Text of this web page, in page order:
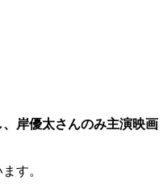
優太さんのみ主演映
す。